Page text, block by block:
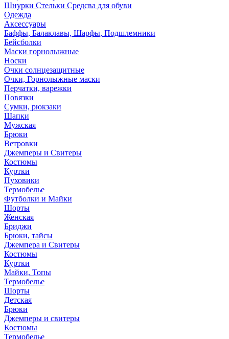
Шнурки Стельки Средсва для обуви
Одежда
Аксессуары
Баффы, Балаклавы, Шарфы, Подшлемники
Бейсболки
Маски горнолыжные
Носки
Очки солнцезащитные
Очки, Горнолыжные маски
Перчатки, варежки
Повязки
Сумки, рюкзаки
Шапки
Мужская
Брюки
Ветровки
Джемперы и Свитеры
Костюмы
Куртки
Пуховики
Термобелье
Футболки и Майки
Шорты
Женская
Бриджи
Брюки, тайсы
Джемпера и Свитеры
Костюмы
Куртки
Майки, Топы
Термобелье
Шорты
Детская
Брюки
Джемперы и свитеры
Костюмы
Термобелье